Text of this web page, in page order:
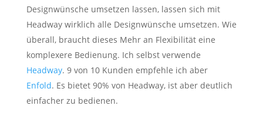
Designwünsche umsetzen lassen, lassen sich mit
Headway wirklich alle Designwünsche umsetzen. Wie
überall, braucht dieses Mehr an Flexibilität eine
komplexere Bedienung. Ich selbst verwende
Headway. 9 von 10 Kunden empfehle ich aber
Enfold. Es bietet 90% von Headway, ist aber deutlich
einfacher zu bedienen.